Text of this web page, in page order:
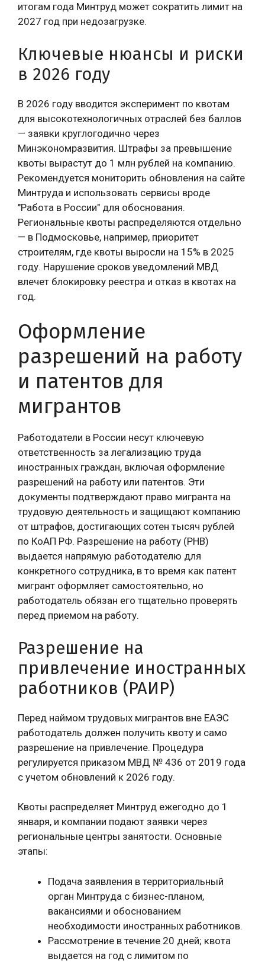
итогам года Минтруд может сократить лимит на
2027 год при недозагрузке.
Ключевые нюансы и риски
в 2026 году
В 2026 году вводится эксперимент по квотам
для высокотехнологичных отраслей без баллов
— заявки круглогодично через
Минэкономразвития. Штрафы за превышение
квоты вырастут до 1 млн рублей на компанию.
Рекомендуется мониторить обновления на сайте
Минтруда и использовать сервисы вроде
"Работа в России" для обоснования.
Региональные квоты распределяются отдельно
— в Подмосковье, например, приоритет
строителям, где квоты выросли на 15% в 2025
году. Нарушение сроков уведомлений МВД
влечет блокировку реестра и отказ в квотах на
год.
Оформление
разрешений на работу
и патентов для
мигрантов
Работодатели в России несут ключевую
ответственность за легализацию труда
иностранных граждан, включая оформление
разрешений на работу или патентов. Эти
документы подтверждают право мигранта на
трудовую деятельность и защищают компанию
от штрафов, достигающих сотен тысяч рублей
по КоАП РФ. Разрешение на работу (РНВ)
выдается напрямую работодателю для
конкретного сотрудника, в то время как патент
мигрант оформляет самостоятельно, но
работодатель обязан его тщательно проверять
перед приемом на работу.
Разрешение на
привлечение иностранных
работников (РАИР)
Перед наймом трудовых мигрантов вне ЕАЭС
работодатель должен получить квоту и само
разрешение на привлечение. Процедура
регулируется приказом МВД № 436 от 2019 года
с учетом обновлений к 2026 году.
Квоты распределяет Минтруд ежегодно до 1
января, и компании подают заявки через
региональные центры занятости. Основные
этапы:
Подача заявления в территориальный
орган Минтруда с бизнес-планом,
вакансиями и обоснованием
необходимости иностранных работников.
Рассмотрение в течение 20 дней; квота
выдается на год с лимитом по